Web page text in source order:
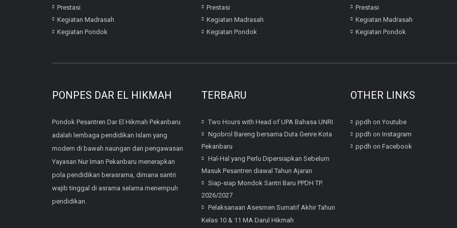
Prestasi
Kegiatan Madrasah
Kegiatan Pondok
Prestasi
Kegiatan Madrasah
Kegiatan Pondok
Prestasi
Kegiatan Madrasah
Kegiatan Pondok
PONPES DAR EL HIKMAH
Pondok Pesantren Dar El Hikmah Pekanbaru
adalah lembaga pendidikan Islam yang
modern di bawah naungan dan pengawasan
Yayasan Nur Iman Pekanbaru menerapkan
pola pendidikan berasrama, dimana santri
wajib tinggal di asrama selama menempuh
pendidikan.
TERBARU
Two Hours with Head of UPA Bahasa UNRI
Ngobrol Bareng bersama Duta Genre Kota
Pekanbaru
Hal-Hal yang Perlu Dipersiapkan Sebelum
Masuk Pesantren diawal Tahun Ajaran
Siap-siap Mondok Santri Baru PPDH TP.
2026/2027
Pelaksanaan Asesmen Sumatif Akhir Tahun
Kelas 10 & 11 MA Darul Hikmah
OTHER LINKS
ppdh on Youtube
ppdh on Instagram
ppdh on Facebook